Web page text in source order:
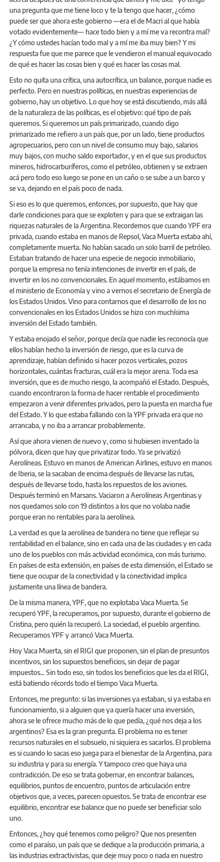
una pregunta que me tiene loco y te la tengo que hacer, ¿cómo
puede ser que ahora este gobierno —era el de Macri al que había
votado evidentemente— hace todo bien y a mí me va recontra mal?
¿Y cómo ustedes hacían todo mal y a mí me iba muy bien? Y mi
respuesta fue que me parece que le vendieron el manual equivocado
de qué es hacer las cosas bien y qué es hacer las cosas mal.
Esto no quita una crítica, una autocrítica, un balance, porque nadie es
perfecto. Pero en nuestras políticas, en nuestras experiencias de
gobierno, hay un objetivo. Lo que hoy se está discutiendo, más allá
de la naturaleza de las políticas, es el objetivo: qué tipo de país
queremos. Si queremos un país primarizado, cuando digo
primarizado me refiero a un país que, por un lado, tiene productos
agropecuarios, pero con un nivel de consumo muy bajo, salarios
muy bajos, con mucho saldo exportador, y en el que sus productos
mineros, hidrocarburíferos, como el petróleo, obtienen y se extraen
acá pero todo eso luego se pone en un caño o se sube a un barco y
se va, dejando en el país poco de nada.
Si eso es lo que queremos, entonces, por supuesto, que hay que
darle condiciones para que se exploten y para que se extraigan las
riquezas naturales de la Argentina. Recordemos que cuando YPF era
privada, cuando estaba en manos de Repsol, Vaca Muerta estaba ahí,
completamente muerta. No habían sacado un solo barril de petróleo.
Estaban tratando de hacer una especie de negocio inmobiliario,
porque la empresa no tenía intenciones de invertir en el país, de
invertir en los no convencionales. En aquel momento, estábamos en
el ministerio de Economía y vino a vernos el secretario de Energía de
los Estados Unidos. Vino para contarnos que el desarrollo de los no
convencionales en los Estados Unidos se hizo con muchísima
inversión del Estado también.
Y estaba enojado el señor, porque decía que nadie les reconocía que
ellos habían hecho la inversión de riesgo, que es la curva de
aprendizaje, habían definido si hacer pozos verticales, pozos
horizontales, cuántas fracturas, cuál era la mejor arena. Toda esa
inversión, que es de mucho riesgo, la acompañó el Estado. Después,
cuando encontraron la forma de hacer rentable el procedimiento
empezaron a venir diferentes privados, pero la puesta en marcha fue
del Estado. Y lo que estaba fallando con la YPF privada era que no
arrancaba, y no iba a arrancar probablemente.
Así que ahora vienen de nuevo y, como si hubiesen inventado la
pólvora, dicen que hay que privatizar todo. Ya se privatizó
Aerolíneas. Estuvo en manos de American Airlines, estuvo en manos
de Iberia, se la sacaban de encima después de llevarse las rutas,
después de llevarse todo, hasta los repuestos de los aviones.
Después terminó en Marsans. Vaciaron a Aerolíneas Argentinas y
nos quedamos solo con 19 distintos a los que no volaba nadie
porque eran no rentables para la aerolínea.
La verdad es que la aerolínea de bandera no tiene que reflejar su
rentabilidad en el balance, sino en cada una de las ciudades y en cada
uno de los pueblos con más actividad económica, con más turismo.
En países de esta extensión, en países de esta dimensión, el Estado se
tiene que ocupar de la conectividad y la conectividad implica
justamente una línea de bandera.
De la misma manera, YPF, que no explotaba Vaca Muerta. Se
recuperó YPF, la recuperamos, por supuesto, durante el gobierno de
Cristina, pero quién la recuperó. La sociedad, el pueblo argentino.
Recuperamos YPF y arrancó Vaca Muerta.
Hoy Vaca Muerta, sin el RIGI que proponen, sin el plan de presuntos
incentivos, sin los supuestos beneficios, sin dejar de pagar
impuestos... Sin todo eso, sin todos los beneficios que les da el RIGI,
está batiendo récords todo el tiempo Vaca Muerta.
Entonces, me pregunto: si las inversiones ya estaban, si ya estaba en
funcionamiento, si a alguien que ya quería hacer una inversión,
ahora se le ofrece mucho más de lo que pedía, ¿qué nos deja a los
argentinos? Esa es la gran pregunta. El problema no es tener
recursos naturales en el subsuelo, ni siquiera es sacarlos. El problema
es si cuando lo sacas eso juega para el bienestar de la Argentina, para
su industria y para su energía. Y tampoco creo que haya una
contradicción. De eso se trata gobernar, en encontrar balances,
equilibrios, puntos de encuentro, puntos de articulación entre
objetivos que, a veces, parecen opuestos. Se trata de encontrar ese
equilibrio, encontrar ese balance que no puede ser beneficiar solo
uno.
Entonces, ¿hoy qué tenemos como peligro? Que nos presenten
como el paraíso, un país que se dedique a la producción primaria, a
las industrias extractivistas, que deje muy poco o nada en nuestro